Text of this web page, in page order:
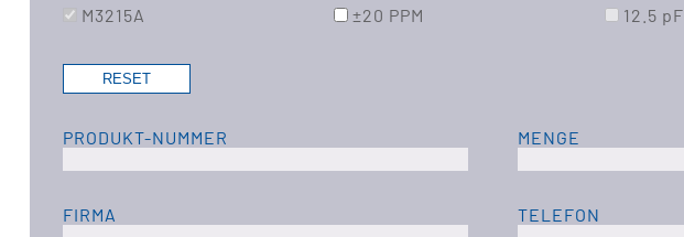
M3215A
±20 PPM
12.5 pF
PRODUKT-NUMMER MENGE
FIRMA TELEFON